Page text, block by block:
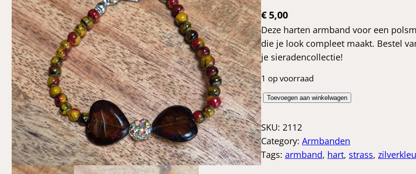
€ 5,00
Deze harten armband voor een
die je look compleet maakt. Bestel
je sieradencollectie!
1 op voorraad
H
a
r
t
e
n
Toevoegen aan winkelwagen
SKU: 2112
Category: Armbanden
Tags: armband, hart, strass,